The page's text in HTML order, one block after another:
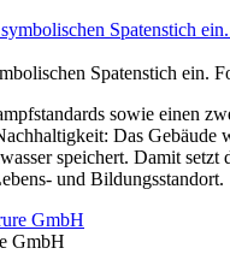
Spatenstich ein.
sowie einen
Das Gebäude
speichert. Damit setzt
und Bildungsstandort.
GmbH